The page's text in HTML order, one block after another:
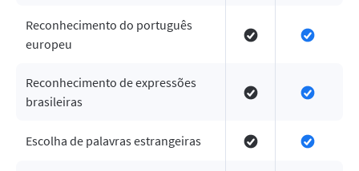
Reconhecimento do português
europeu
Reconhecimento de expressões
brasileiras
Escolha de palavras estrangeiras